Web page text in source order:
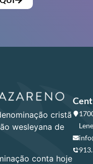
cristã
wesleyana de
conta hoje